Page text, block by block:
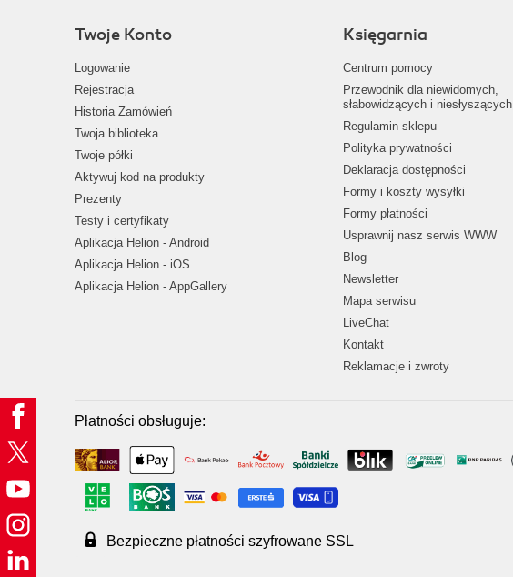
Twoje Konto
Logowanie
Rejestracja
Historia Zamówień
Twoja biblioteka
Twoje półki
Aktywuj kod na produkty
Prezenty
Testy i certyfikaty
Aplikacja Helion - Android
Aplikacja Helion - iOS
Aplikacja Helion - AppGallery
Księgarnia
Centrum pomocy
Przewodnik dla niewidomych,
słabowidzących i niesłyszących
Regulamin sklepu
Polityka prywatności
Deklaracja dostępności
Formy i koszty wysyłki
Formy płatności
Usprawnij nasz serwis WWW
Blog
Newsletter
Mapa serwisu
LiveChat
Kontakt
Reklamacje i zwroty
Płatności obsługuje:
Bezpieczne płatności szyfrowane SSL